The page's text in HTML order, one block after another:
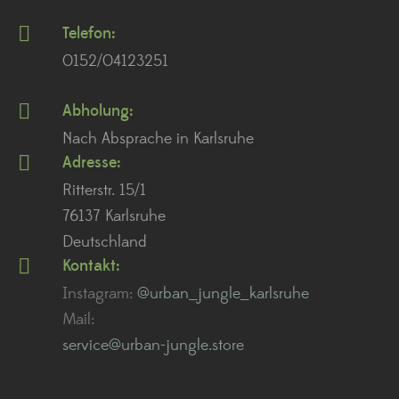
Telefon:
0152/04123251
Abholung:
Nach Absprache in Karlsruhe
Adresse:
Ritterstr. 15/1
76137 Karlsruhe
Deutschland
Kontakt:
Instagram: @urban_jungle_karlsruhe
Mail:
service@urban-jungle.store